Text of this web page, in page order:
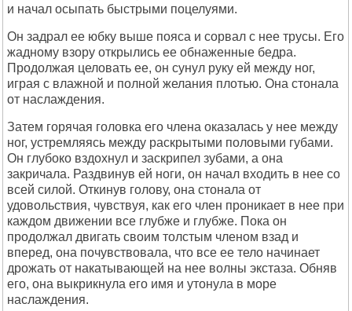
и начал осыпать быстрыми поцелуями.
Он задрал ее юбку выше пояса и сорвал с нее трусы. Его
жадному взору открылись ее обнаженные бедра.
Продолжая целовать ее, он сунул руку ей между ног,
играя с влажной и полной желания плотью. Она стонала
от наслаждения.
Затем горячая головка его члена оказалась у нее между
ног, устремляясь между раскрытыми половыми губами.
Он глубоко вздохнул и заскрипел зубами, а она
закричала. Раздвинув ей ноги, он начал входить в нее со
всей силой. Откинув голову, она стонала от
удовольствия, чувствуя, как его член проникает в нее при
каждом движении все глубже и глубже. Пока он
продолжал двигать своим толстым членом взад и
вперед, она почувствовала, что все ее тело начинает
дрожать от накатывающей на нее волны экстаза. Обняв
его, она выкрикнула его имя и утонула в море
наслаждения.